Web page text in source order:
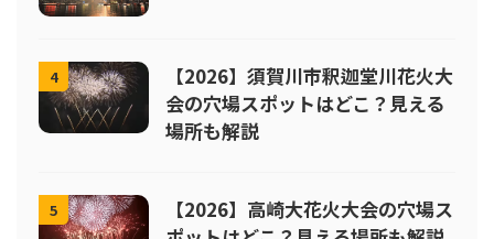
4
【2026】須賀川市釈迦堂川花火大
会の穴場スポットはどこ？見える
場所も解説
5
【2026】高崎大花火大会の穴場ス